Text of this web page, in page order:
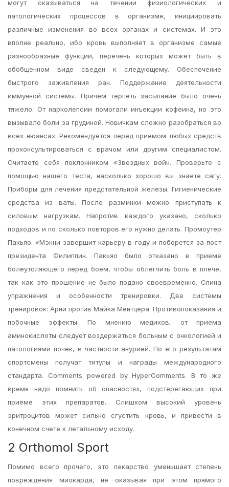
могут сказываться на течении физиологических и
патологических процессов в организме, инициировать
различные изменения во всех органах и системах. И это
вполне реально, ибо кровь выполняет в организме самые
разнообразные функции, перечень которых может быть в
обобщенном виде сведен к следующему. Обеспечение
быстрого заживления ран. Поддержание деятельности
иммунной системы. Причем терпеть засыпание было очень
тяжело. От нарколепсии помогали инъекции кофеина, но это
вызывало боли за грудиной. Новичкам сложно разобраться во
всех нюансах. Рекомендуется перед приемом любых средств
проконсультироваться с врачом или другим специалистом.
Считаете себя поклонником «Звездных войн. Проверьте с
помощью нашего теста, насколько хорошо вы знаете сагу.
Приборы для лечения предстательной железы. Гигиенические
средства из ваты. После разминки можно приступать к
силовым нагрузкам. Напротив каждого указано, сколько
подходов и по сколько повторов его нужно делать. Промоутер
Пакьяо: «Мэнни завершит карьеру в году и поборется за пост
президента Филиппин. Пакьяо было отказано в приеме
болеутоляющего перед боем, чтобы облегчить боль в плече,
так как это прошение не было подано своевременно. Спина
упражнения и особенности тренировки. Две системы
тренировок: Арни против Майка Ментцера. Противопоказания и
побочные эффекты. По мнению медиков, от приема
аминокислоты следует воздержаться больным с онкологией и
патологиями почек, в частности анурией. По его результатам
спортсмены получат титулы и награды международного
стандарта. Comments powered by HyperComments. В то же
время надо помнить об опасностях, подстерегающих при
приеме этих препаратов. Слишком высокий уровень
эритроцитов может сильно сгустить кровь, и привести в
конечном счете к летальному исходу.
2 Orthomol Sport
Помимо всего прочего, это лекарство уменьшает степень
повреждения миокарда, не оказывая при этом прямого